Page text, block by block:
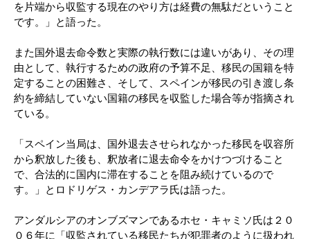
を片端から収監する現在のやり方は経費の無駄だということ
です。」と語った。
また国外退去命令数と実際の執行数には違いがあり、その理
由として、執行するための政府の予算不足、移民の国籍を特
定することの困難さ、そして、スペインが移民の引き渡し条
約を締結していない国籍の移民を収監した場合等が指摘され
ている。
「スペイン当局は、国外退去させられなかった移民を収容所
から釈放した後も、釈放者に退去命令をかけつづけること
で、合法的に国内に滞在することを阻み続けているので
す。」とロドリゲス・カンデアラ氏は語った。
アンダルシアのオンブズマンであるホセ・キャミソ氏は２０
０６年に「収監されている移民たちが犯罪者のように扱われ